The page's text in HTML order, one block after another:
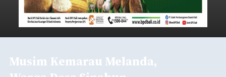
Musim Kemarau Melanda,